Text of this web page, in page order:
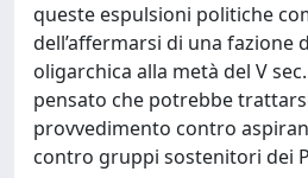
queste espulsioni politiche
dell’affermarsi di una fazione
oligarchica alla metà del V
pensato che potrebbe
provvedimento contro
contro gruppi sostenitori dei